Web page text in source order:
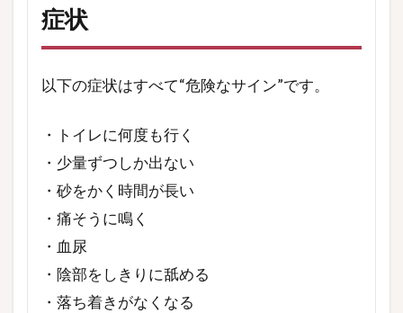
症状
以下の症状はすべて“危険なサイン”です。
・トイレに何度も行く
・少量ずつしか出ない
・砂をかく時間が長い
・痛そうに鳴く
・血尿
・陰部をしきりに舐める
・落ち着きがなくなる